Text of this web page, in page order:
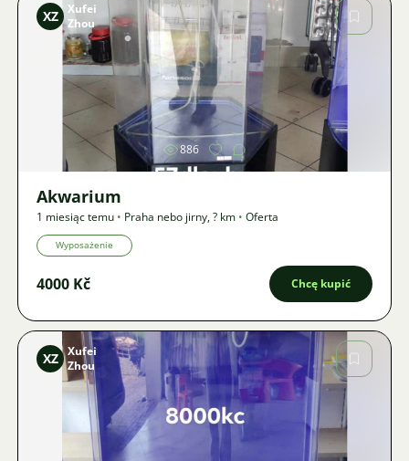
Zdjęcie
XZ
Xufei
Zhou
886
Akwarium
1 miesiąc temu • Praha nebo jirny,? km • Oferta
Wyposażenie
4000 Kč Chcę kupić
Zdjęcie
XZ
Xufei
Zhou